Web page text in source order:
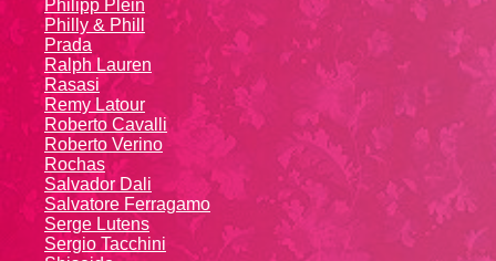
Philipp Plein
Philly & Phill
Prada
Ralph Lauren
Rasasi
Remy Latour
Roberto Cavalli
Roberto Verino
Rochas
Salvador Dali
Salvatore Ferragamo
Serge Lutens
Sergio Tacchini